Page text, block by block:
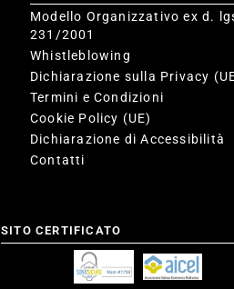
Modello Organizzativo ex d.
231/2001
Whistleblowing
Dichiarazione sulla Privacy
Termini e Condizioni
Cookie Policy (UE)
Dichiarazione di Accessibilità
Contatti
SITO CERTIFICATO